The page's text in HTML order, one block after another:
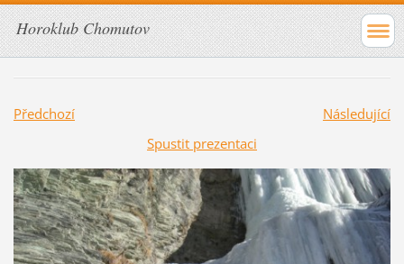
Horoklub Chomutov
Předchozí
Následující
Spustit prezentaci